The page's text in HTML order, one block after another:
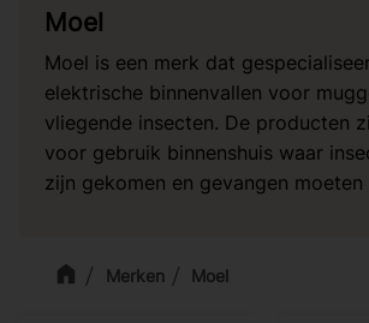
Merken Moel
Moel
Moel is een merk dat
elektrische binnenvallen voor
vliegende insecten. De producten
voor gebruik binnenshuis waar
zijn gekomen en gevangen moeten